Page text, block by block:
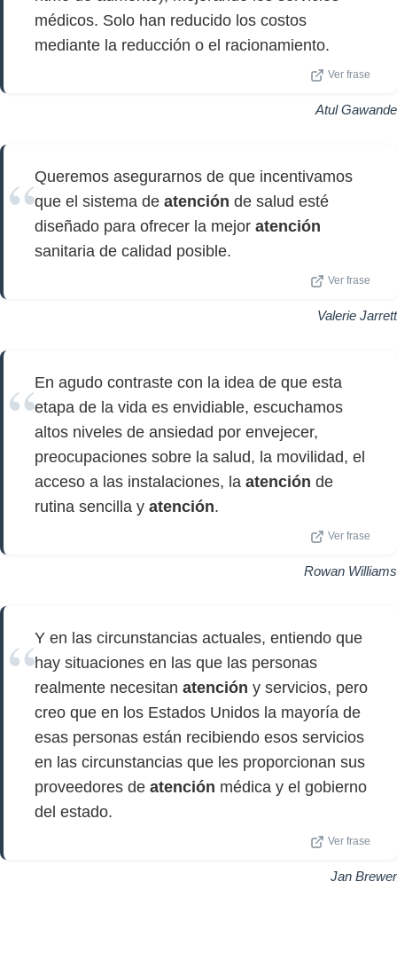
médicos. Solo han reducido los costos
mediante la reducción o el racionamiento.
Ver frase
Atul Gawande
Queremos asegurarnos de que incentivamos
que el sistema de atención de salud esté
diseñado para ofrecer la mejor atención
sanitaria de calidad posible.
Ver frase
Valerie Jarrett
En agudo contraste con la idea de que esta
etapa de la vida es envidiable, escuchamos
altos niveles de ansiedad por envejecer,
preocupaciones sobre la salud, la movilidad, el
acceso a las instalaciones, la atención de
rutina sencilla y atención.
Ver frase
Rowan Williams
Y en las circunstancias actuales, entiendo que
hay situaciones en las que las personas
realmente necesitan atención y servicios, pero
creo que en los Estados Unidos la mayoría de
esas personas están recibiendo esos servicios
en las circunstancias que les proporcionan sus
proveedores de atención médica y el gobierno
del estado.
Ver frase
Jan Brewer